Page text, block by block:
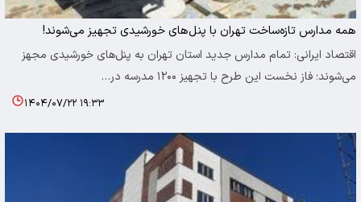
همه مدارس تازه‌ساخت تهران با پنل‌های خورشیدی تجهیز می‌شوند!
اقتصاد ایرانی: تمام مدارس جدید استان تهران به پنل‌های خورشیدی مجهز
می‌شوند؛ فاز نخست این طرح با تجهیز ۱۲۰۰ مدرسه در…
۱۴۰۴/۰۷/۲۲ ۱۹:۳۳